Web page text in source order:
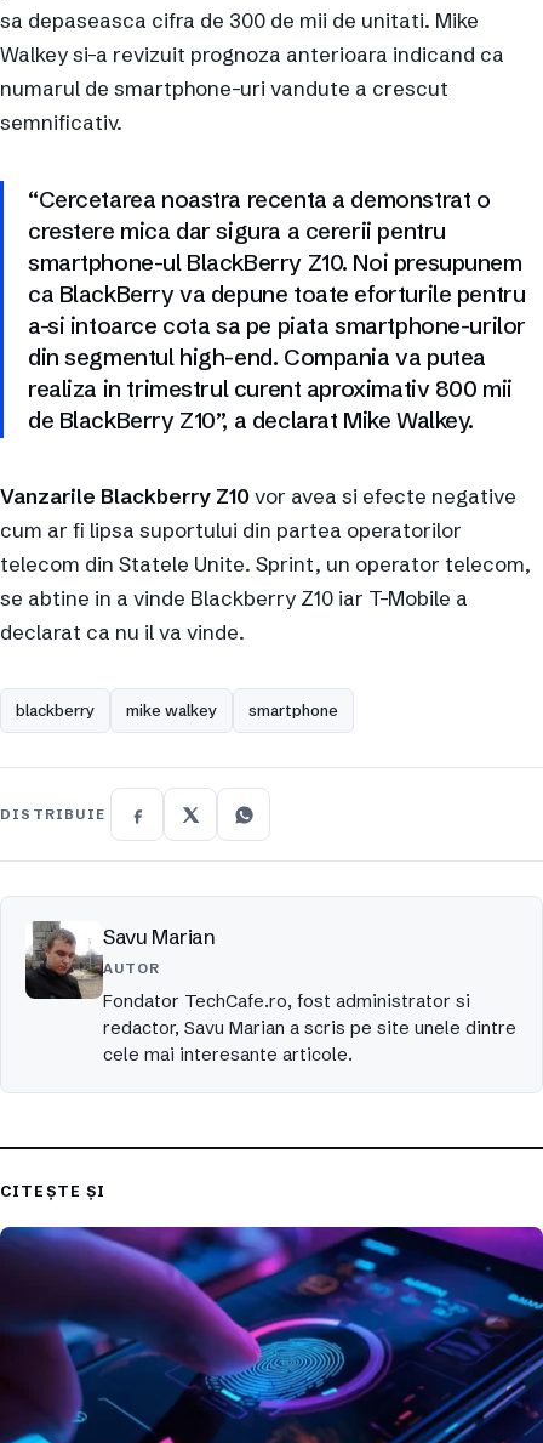
sa depaseasca cifra de 300 de mii de unitati. Mike
Walkey si-a revizuit prognoza anterioara indicand ca
numarul de smartphone-uri vandute a crescut
semnificativ.
“Cercetarea noastra recenta a demonstrat o
crestere mica dar sigura a cererii pentru
smartphone-ul BlackBerry Z10. Noi presupunem
ca BlackBerry va depune toate eforturile pentru
a-si intoarce cota sa pe piata smartphone-urilor
din segmentul high-end. Compania va putea
realiza in trimestrul curent aproximativ 800 mii
de BlackBerry Z10”, a declarat Mike Walkey.
Vanzarile Blackberry Z10vor avea si efecte negative
cum ar fi lipsa suportului din partea operatorilor
telecom din Statele Unite. Sprint, un operator telecom,
se abtine in a vinde Blackberry Z10 iar T-Mobile a
declarat ca nu il va vinde.
blackberry mike walkey smartphone
DISTRIBUIE
Savu Marian
AUTOR
Fondator TechCafe.ro, fost administrator si
redactor, Savu Marian a scris pe site unele dintre
cele mai interesante articole.
CITEȘTE ȘI